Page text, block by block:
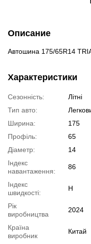
Описание
Автошина 175/65R14
Характеристики
Сезонність:
Літні
Тип авто:
Ширина:
175
Профіль:
65
Діаметр:
14
Індекс
навантаження:
86
Індекс
швидкості:
H
Рік
виробництва
2024
Країна
виробник
Китай